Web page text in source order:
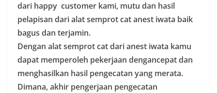
dari happy customer kami, mutu dan hasil
pelapisan dari alat semprot cat anest iwata baik
bagus dan terjamin.
Dengan alat semprot cat dari anest iwata kamu
dapat memperoleh pekerjaan dengancepat dan
menghasilkan hasil pengecatan yang merata.
Dimana, akhir pengerjaan pengecatan